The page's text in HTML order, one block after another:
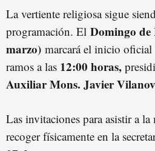
La vertiente religiosa sigue
programación. El Domingo de
marzo) marcará el inicio
ramos a las 12:00 horas,
Auxiliar Mons. Javier
Las invitaciones para asistir a la
recoger físicamente en la